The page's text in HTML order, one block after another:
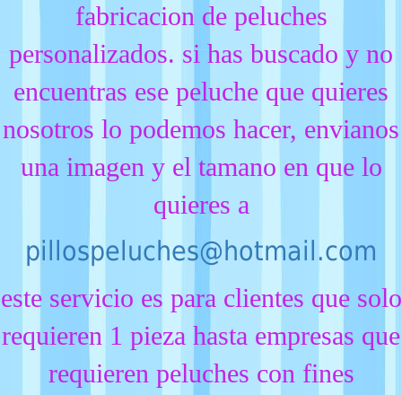
fabricacion de peluches
personalizados. si has buscado y no
encuentras ese peluche que quieres
nosotros lo podemos hacer, envianos
una imagen y el tamano en que lo
quieres a
pillospeluches@hotmail.com
este servicio es para clientes que solo
requieren 1 pieza hasta empresas que
requieren peluches con fines